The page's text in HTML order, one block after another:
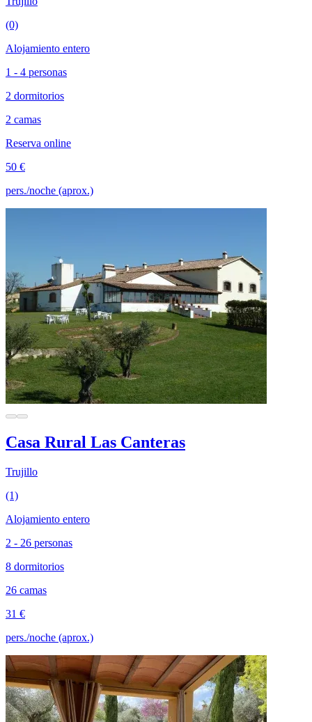
(0)
Alojamiento entero
1 - 4 personas
2 dormitorios
2 camas
Reserva online
50 €
pers./noche (aprox.)
Casa Rural Las Canteras
Trujillo
(1)
Alojamiento entero
2 - 26 personas
8 dormitorios
26 camas
31 €
pers./noche (aprox.)